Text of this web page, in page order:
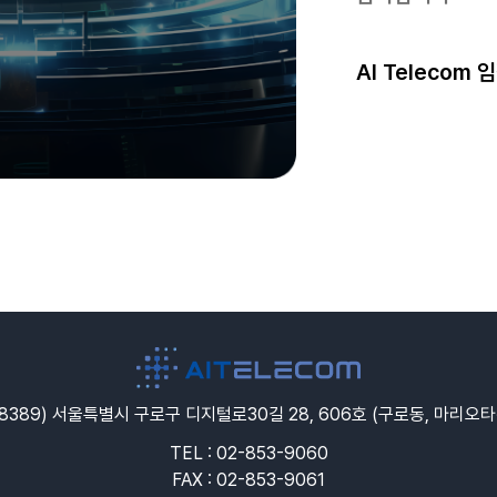
AI Telecom 임
서울특별시 구로구 디지털로30길 28, 606호 (구로동, 마리오
TEL : 02-853-9060
FAX : 02-853-9061